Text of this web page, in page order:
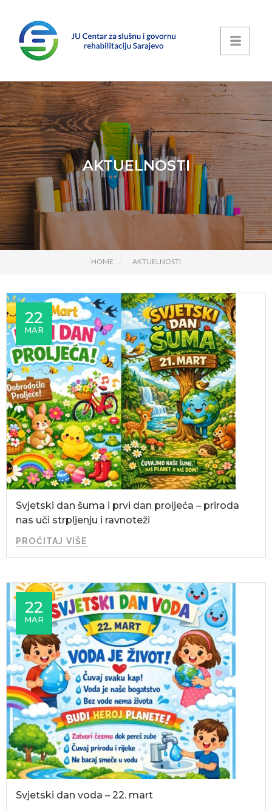
AKTUELNOSTI
HOME AKTUELNOSTI
22
MAR
Svjetski dan šuma i prvi dan proljeća – priroda
nas uči strpljenju i ravnoteži
PROČITAJ VIŠE
22
MAR
Svjetski dan voda – 22. mart